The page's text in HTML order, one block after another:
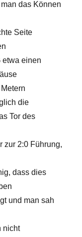
das Können
Seite
etwa einen
die
Tor des
zur 2:0 Führung,
dass dies
und man sah
nicht